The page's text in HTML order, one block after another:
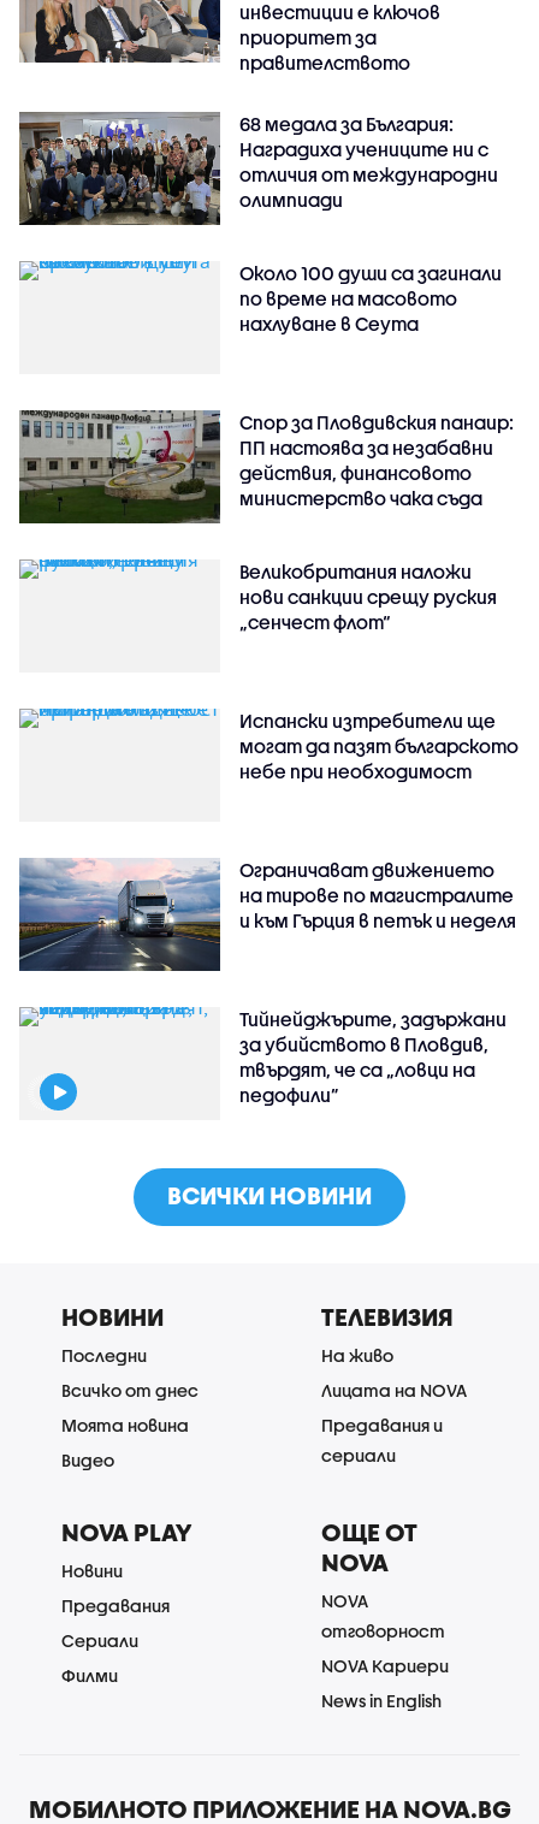
инвестиции е ключов
приоритет за
правителството
68 медала за България:
Наградиха учениците ни с
отличия от международни
олимпиади
Около 100 души са загинали
по време на масовото
нахлуване в Сеута
Спор за Пловдивския панаир:
ПП настоява за незабавни
действия, финансовото
министерство чака съда
Великобритания наложи
нови санкции срещу руския
„сенчест флот“
Испански изтребители ще
могат да пазят българското
небе при необходимост
Ограничават движението
на тирове по магистралите
и към Гърция в петък и неделя
Тийнейджърите, задържани
за убийството в Пловдив,
твърдят, че са „ловци на
педофили”
ВСИЧКИ НОВИНИ
НОВИНИ
Последни
Всичко от днес
Моята новина
Видео
ТЕЛЕВИЗИЯ
На живо
Лицата на NOVA
Предавания и
сериали
NOVA PLAY
Новини
Предавания
Сериали
Филми
ОЩЕ ОТ
NOVA
NOVA
отговорност
NOVA Кариери
News in English
МОБИЛНОТО ПРИЛОЖЕНИЕ НА NOVA.BG